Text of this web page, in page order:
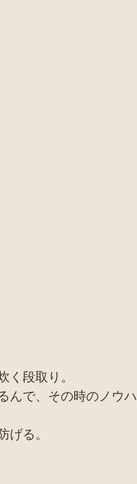
段取り。
んで、その時のノウハ
る。